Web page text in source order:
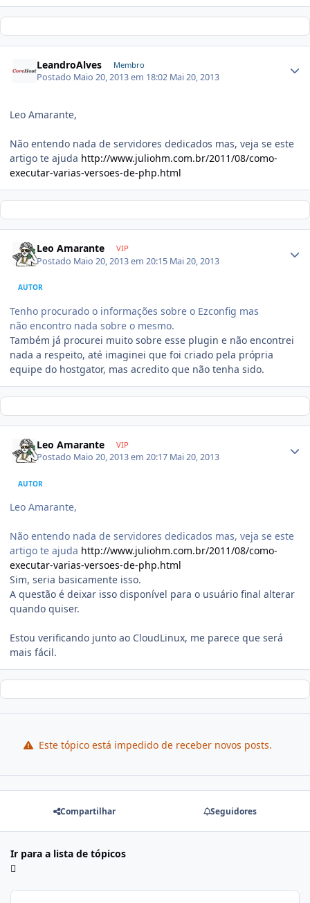
LeandroAlves Membro
Postado Maio 20, 2013 em 18:02 Mai 20, 2013
Leo Amarante,
Não entendo nada de servidores dedicados mas, veja se este
artigo te ajuda http://www.juliohm.com.br/2011/08/como-
executar-varias-versoes-de-php.html
Leo Amarante VIP
Postado Maio 20, 2013 em 20:15 Mai 20, 2013
AUTOR
Tenho procurado o informações sobre o Ezconfig mas
não encontro nada sobre o mesmo.
Também já procurei muito sobre esse plugin e não encontrei
nada a respeito, até imaginei que foi criado pela própria
equipe do hostgator, mas acredito que não tenha sido.
Leo Amarante VIP
Postado Maio 20, 2013 em 20:17 Mai 20, 2013
AUTOR
Leo Amarante,
Não entendo nada de servidores dedicados mas, veja se este
artigo te ajuda http://www.juliohm.com.br/2011/08/como-
executar-varias-versoes-de-php.html
Sim, seria basicamente isso.
A questão é deixar isso disponível para o usuário final alterar
quando quiser.
Estou verificando junto ao CloudLinux, me parece que será
mais fácil.
Este tópico está impedido de receber novos posts.
Compartilhar Seguidores
Ir para a lista de tópicos